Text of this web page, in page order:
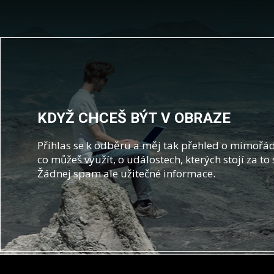
KDYŽ CHCEŠ BÝT V OBRAZE
Přihlas se k odběru a měj tak přehled o
co můžeš využít, o událostech, kterých stojí za to
Žádnej spam ale užitečné informace.